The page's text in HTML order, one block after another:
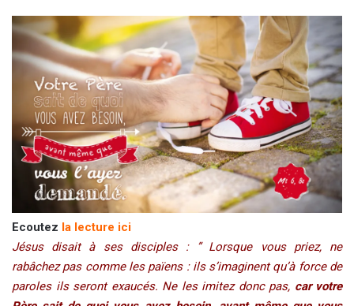
Ecoutez la lecture ici
Jésus disait à ses disciples : ” Lorsque vous priez, ne
rabâchez pas comme les païens : ils s’imaginent qu’à force de
paroles ils seront exaucés. Ne les imitez donc pas, car votre